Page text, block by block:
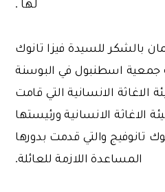
بالشكر للسيدة فيزا تانوك
جمعية اسطنبول في البوسنة
الاغاثة الانسانية التي قامت
الاغاثة الانسانية ورئيستها
تانوفيج والتي قدمت بدورها
المساعدة اللازمة للعائلة.